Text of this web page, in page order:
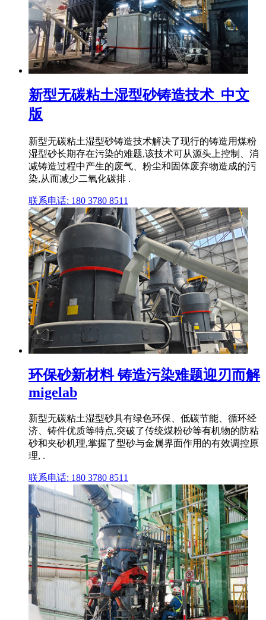
新型无碳粘土湿型砂铸造技术_中文
版
新型无碳粘土湿型砂铸造技术解决了现行的铸造用煤粉
湿型砂长期存在污染的难题,该技术可从源头上控制、消
减铸造过程中产生的废气、粉尘和固体废弃物造成的污
染,从而减少二氧化碳排 .
联系电话: 180 3780 8511
环保砂新材料 铸造污染难题迎刃而解
migelab
新型无碳粘土湿型砂具有绿色环保、低碳节能、循环经
济、铸件优质等特点,突破了传统煤粉砂等有机物的防粘
砂和夹砂机理,掌握了型砂与金属界面作用的有效调控原
理, .
联系电话: 180 3780 8511